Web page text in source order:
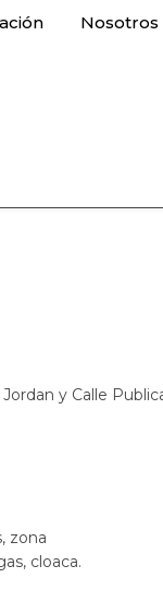
Nosotros
y Calle
zona
cloaca.